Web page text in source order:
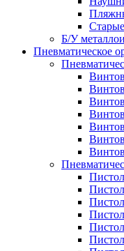
Б/У
Пневматическое